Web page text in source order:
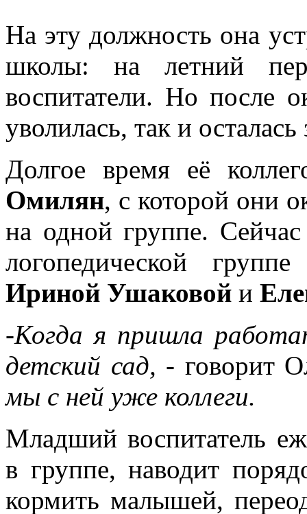
На эту должность она
школы: на летний
воспитатели. Но после
уволилась, так и осталась
Долгое время её
Омилян, с которой они
на одной группе.
логопедической
Ириной Ушаковой и
-Когда я пришла
детский сад, - говорит
мы с ней уже коллеги.
Младший воспитатель
в группе, наводит
кормить малышей,